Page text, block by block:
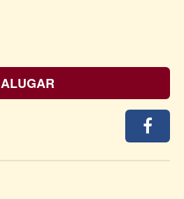
ALUGAR